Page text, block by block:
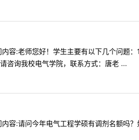
:老师您好！学生主要有以下几个问题：
咨询我校电气学院，联系方式：唐老 ...
:请问今年电气工程学硕有调剂名额吗